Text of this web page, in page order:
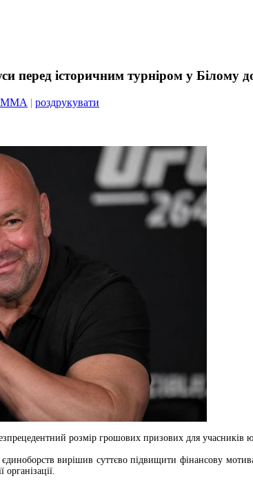
перед історичним турніром у Білому
ММА | роздрукувати
розмір грошових призових для учасників
вирішив суттєво підвищити фінансову